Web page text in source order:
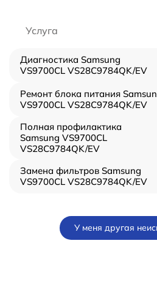
Услуга
Диагностика Samsung
VS9700CL VS28C9784QK/EV
Ремонт блока питания
VS9700CL VS28C9784QK/EV
Полная профилактика
Samsung VS9700CL
VS28C9784QK/EV
Замена фильтров Samsung
VS9700CL VS28C9784QK/EV
У меня другая